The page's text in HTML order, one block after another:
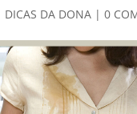
DICAS DA DONA| 0